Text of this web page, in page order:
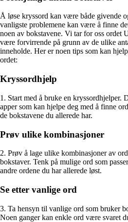
Å løse kryssord kan være både givende
vanligste problemene kan være å finne
noen av bokstavene. Vi tar for oss ordet
være forvirrende på grunn av de ulike
inneholde. Her er noen tips som kan
ordet:
Kryssordhjelp
1. Start med å bruke en kryssordhjelper.
apper som kan hjelpe deg med å finne
de bokstavene du allerede har.
Prøv ulike kombinasjoner
2. Prøv å lage ulike kombinasjoner av
bokstaver. Tenk på mulige ord som
andre ordene du har allerede løst.
Se etter vanlige ord
3. Ta hensyn til vanlige ord som bruker
Noen ganger kan enkle ord være svaret